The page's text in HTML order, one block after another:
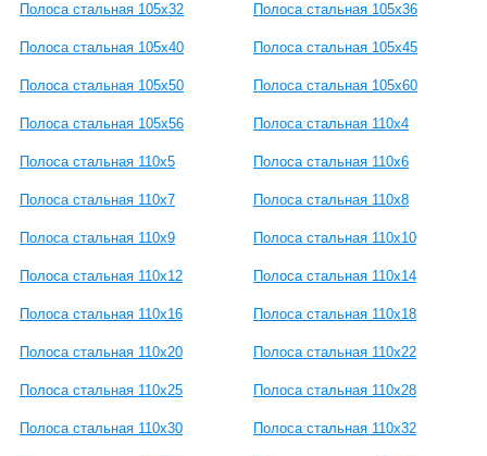
Полоса стальная 105x32 Полоса стальная 105x36
Полоса стальная 105x40 Полоса стальная 105x45
Полоса стальная 105x50 Полоса стальная 105x60
Полоса стальная 105x56 Полоса стальная 110x4
Полоса стальная 110x5 Полоса стальная 110x6
Полоса стальная 110x7 Полоса стальная 110x8
Полоса стальная 110x9 Полоса стальная 110x10
Полоса стальная 110x12 Полоса стальная 110x14
Полоса стальная 110x16 Полоса стальная 110x18
Полоса стальная 110x20 Полоса стальная 110x22
Полоса стальная 110x25 Полоса стальная 110x28
Полоса стальная 110x30 Полоса стальная 110x32